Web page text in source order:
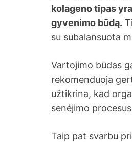
kolageno tipas
gyvenimo būdą.
su subalansuota
Vartojimo būdas
rekomenduoja
užtikrina, kad
senėjimo
Taip pat svarbu